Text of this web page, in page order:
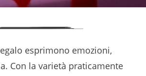
esprimono emozioni,
Con la varietà praticamente